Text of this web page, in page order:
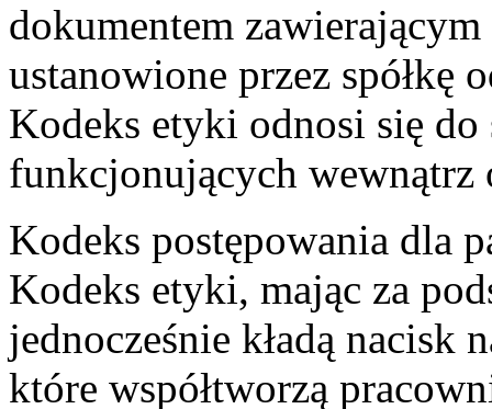
dokumentem
ustanowione przez spółkę
Kodeks etyki odnosi się
funkcjonujących wewnątrz
Kodeks postępowania dla
Kodeks etyki, mając za
jednocześnie kładą nacisk
które współtworzą